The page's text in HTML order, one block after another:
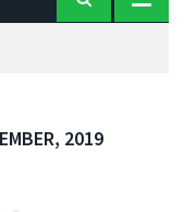
2019